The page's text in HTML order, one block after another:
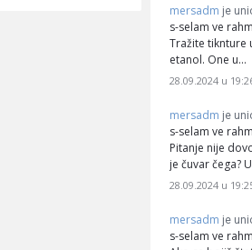
mersadm je
s-selam ve
Tražite tiknture
etanol. One u…
28.09.2024 u
mersadm je
s-selam ve
Pitanje nije
je čuvar čega?
28.09.2024 u
mersadm je
s-selam ve